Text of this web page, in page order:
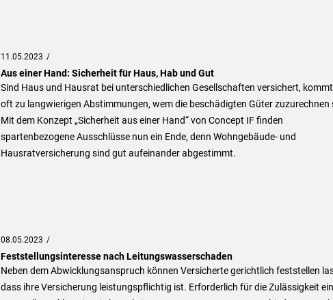
11.05.2023
Aus einer Hand: Sicherheit für Haus, Hab und Gut
Sind Haus und Hausrat bei unterschiedlichen Gesellschaften versichert,
oft zu langwierigen Abstimmungen, wem die beschädigten Güter zuzurechnen
Mit dem Konzept „Sicherheit aus einer Hand“ von Concept IF finden
spartenbezogene Ausschlüsse nun ein Ende, denn Wohngebäude- und
Hausratversicherung sind gut aufeinander abgestimmt.
08.05.2023
Feststellungsinteresse nach Leitungswasserschaden
Neben dem Abwicklungsanspruch können Versicherte gerichtlich feststellen
dass ihre Versicherung leistungspflichtig ist. Erforderlich für die Zulässigkeit